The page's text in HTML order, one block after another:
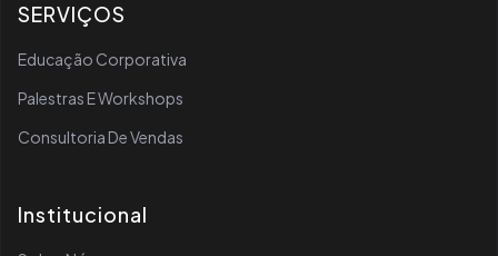
SERVIÇOS
Educação Corporativa
Palestras E Workshops
Consultoria De Vendas
Institucional